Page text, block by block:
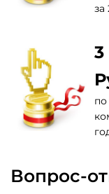
за
3
Вопрос-